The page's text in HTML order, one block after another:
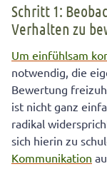
„Was
mithilfe der
Schritt 1:
Verhalten zu
Um einfühlsam
notwendig, die
Bewertung
ist nicht ganz
radikal
sich hierin zu
Kommunikation